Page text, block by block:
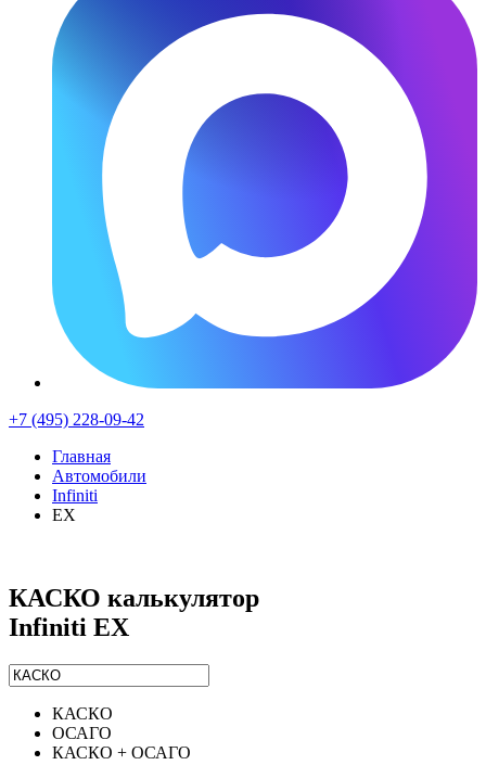
+7 (495) 228-09-42
Главная
Автомобили
Infiniti
EX
КАСКО калькулятор
Infiniti EX
КАСКО
ОСАГО
КАСКО + ОСАГО